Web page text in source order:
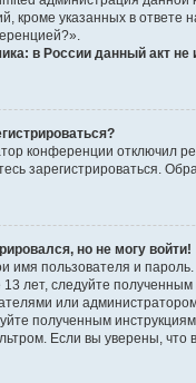
кроме указанных в ответе
в России данный акт
конференции отключил
зарегистрироваться.
но не могу войти!
имя пользователя и
13 лет, следуйте
или
полученным
Если вы уверены, что